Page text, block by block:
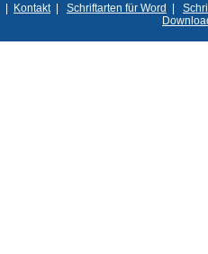
| Kontakt| Schriftarten für Word |